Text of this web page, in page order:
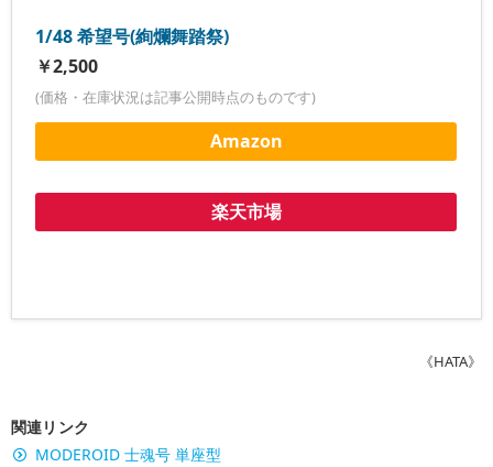
1/48 希望号(絢爛舞踏祭)
￥2,500
(価格・在庫状況は記事公開時点のものです)
Amazon
楽天市場
《HATA》
関連リンク
MODEROID 士魂号 単座型